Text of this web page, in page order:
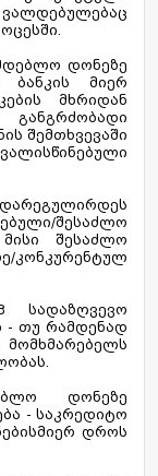
დონეზე
ბანკის მიერ
მხრიდან
შემთხვევაში
შესაძლო
შესაძლო
სადაზღვევო
- თუ რამდენად
დონეზე
- საკრედიტო
დროს